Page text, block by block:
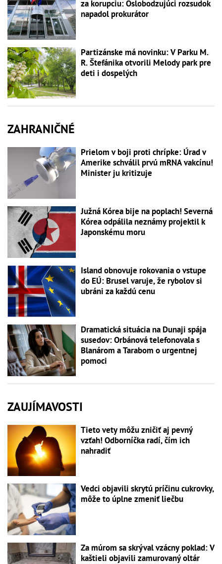
za korupciu: Oslobodzujúci rozsudok
napadol prokurátor
Partizánske má novinku: V Parku M.
R. Štefánika otvorili Melody park pre
deti i dospelých
ZAHRANIČNÉ
Prielom v boji proti chrípke: Úrad v
Amerike schválil prvú mRNA vakcínu!
Minister ju kritizuje
Južná Kórea bije na poplach! Severná
Kórea odpálila neznámy projektil k
Japonskému moru
Island obnovuje rokovania o vstupe
do EÚ: Brusel varuje, že rybolov si
ubráni za každú cenu
Dramatická situácia na Dunaji spája
susedov: Orbánová telefonovala s
Blanárom a Tarabom o urgentnej
pomoci
ZAUJÍMAVOSTI
Tieto vety môžu zničiť aj pevný
vzťah! Odborníčka radí, čím ich
nahradiť
Vedci objavili skrytú príčinu cukrovky,
môže to úplne zmeniť liečbu
Za múrom sa skrýval vzácny poklad: V
kaštieli objavili zamurovaný oltár